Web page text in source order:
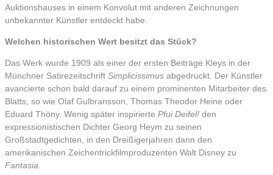
Auktionshauses in einem Konvolut mit anderen Zeichnungen
unbekannter Künstler entdeckt habe.
Welchen historischen Wert besitzt das Stück?
Das Werk wurde 1909 als einer der ersten Beiträge Kleys in der
Münchner Satirezeitschrift Simplicissimus abgedruckt. Der Künstler
avancierte schon bald darauf zu einem prominenten Mitarbeiter des
Blatts, so wie Olaf Gulbransson, Thomas Theodor Heine oder
Eduard Thöny. Wenig später inspirierte Pfui Deifel! den
expressionistischen Dichter Georg Heym zu seinen
Großstadtgedichten, in den Dreißigerjahren dann den
amerikanischen Zeichentrickfilmproduzenten Walt Disney zu
Fantasia